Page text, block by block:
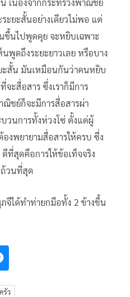
ะยะสั้นอย่างเดียวไม่พอ แต่
ขึ้นไปพูดคุย จะหยิบเฉพาะ
พูดถึงระยะยาวเลย หรือบาง
ะสั้น มันเหมือนกันว่าคนหยิบ
ะสื่อสาร ซึ่งเราก็มีการ
ณิชย์ก็จะมีการสื่อสารผ่า
วนการทั้งห่วงโซ่ ตั้งแต่ผู้
งพยายามสื่อสารให้ครบ ซึ่ง
ที่สุดคือการให้ข้อเท็จจริง
ถ้วนที่สุด
จีได้ทำท่ายกมือทั้ง 2 ข้างขึ้น
รัว